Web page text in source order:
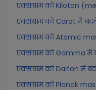
एक्सग्राम को Kiloton
एक्सग्राम को Carat में
एक्सग्राम को Atomic
एक्सग्राम को Gamma में
एक्सग्राम को Dalton में
एक्सग्राम को Planck